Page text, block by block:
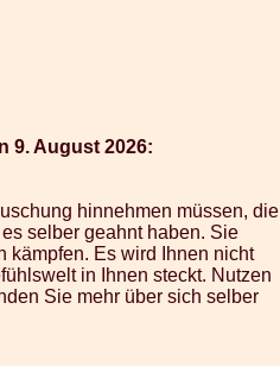
9. August 2026:
hinnehmen müssen, die
selber geahnt haben. Sie
kämpfen. Es wird Ihnen nicht
in Ihnen steckt. Nutzen
Sie mehr über sich selber